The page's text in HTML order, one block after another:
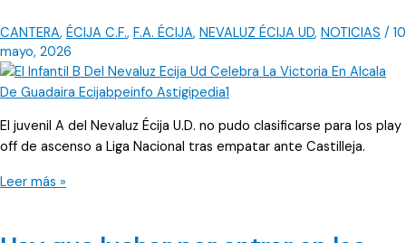
CANTERA, ÉCIJA C.F., F.A. ÉCIJA, NEVALUZ ÉCIJA UD, NOTICIAS / 10
mayo, 2026
El juvenil A del Nevaluz Écija U.D. no pudo clasificarse para los play
off de ascenso a Liga Nacional tras empatar ante Castilleja.
Siempre
Leer más »